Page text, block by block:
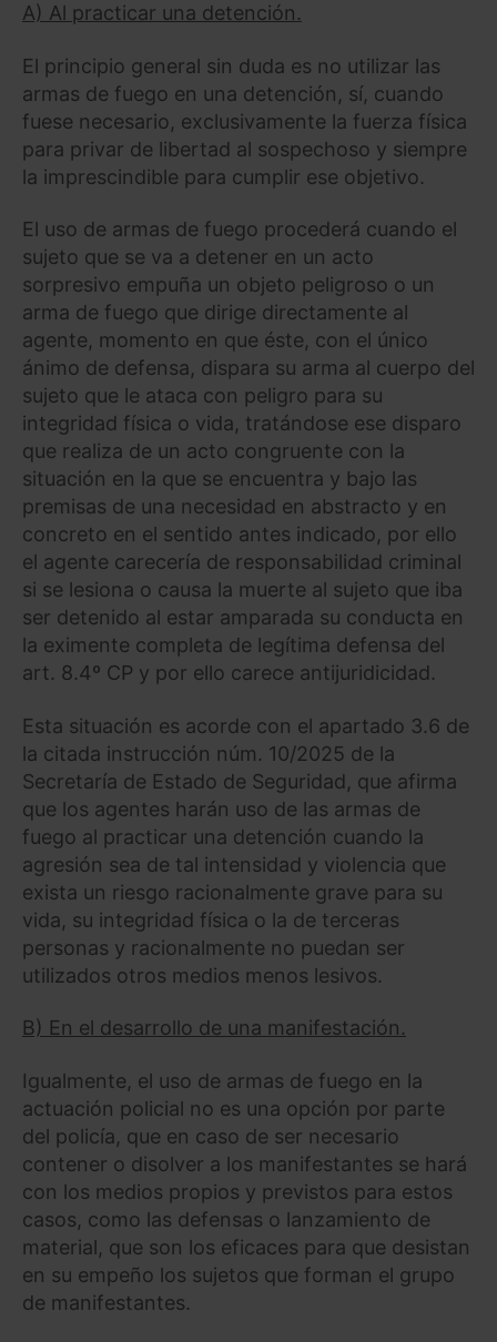
A) Al practicar una detención.
El principio general sin duda es no utilizar las
armas de fuego en una detención, sí, cuando
fuese necesario, exclusivamente la fuerza física
para privar de libertad al sospechoso y siempre
la imprescindible para cumplir ese objetivo.
El uso de armas de fuego procederá cuando el
sujeto que se va a detener en un acto
sorpresivo empuña un objeto peligroso o un
arma de fuego que dirige directamente al
agente, momento en que éste, con el único
ánimo de defensa, dispara su arma al cuerpo del
sujeto que le ataca con peligro para su
integridad física o vida, tratándose ese disparo
que realiza de un acto congruente con la
situación en la que se encuentra y bajo las
premisas de una necesidad en abstracto y en
concreto en el sentido antes indicado, por ello
el agente carecería de responsabilidad criminal
si se lesiona o causa la muerte al sujeto que iba
ser detenido al estar amparada su conducta en
la eximente completa de legítima defensa del
art. 8.4º CP y por ello carece antijuridicidad.
Esta situación es acorde con el apartado 3.6 de
la citada instrucción núm. 10/2025 de la
Secretaría de Estado de Seguridad, que afirma
que los agentes harán uso de las armas de
fuego al practicar una detención cuando la
agresión sea de tal intensidad y violencia que
exista un riesgo racionalmente grave para su
vida, su integridad física o la de terceras
personas y racionalmente no puedan ser
utilizados otros medios menos lesivos.
B) En el desarrollo de una manifestación.
Igualmente, el uso de armas de fuego en la
actuación policial no es una opción por parte
del policía, que en caso de ser necesario
contener o disolver a los manifestantes se hará
con los medios propios y previstos para estos
casos, como las defensas o lanzamiento de
material, que son los eficaces para que desistan
en su empeño los sujetos que forman el grupo
de manifestantes.